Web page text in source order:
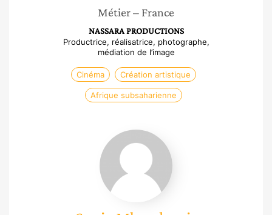
Métier– France
NASSARA PRODUCTIONS
Productrice, réalisatrice, photographe,
médiation de l’image
Cinéma Création artistique
Afrique subsaharienne
Sonia
Mbarek-